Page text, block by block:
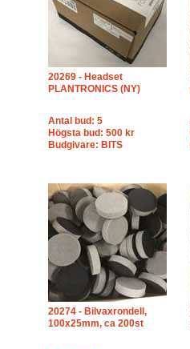
20269 - Headset
PLANTRONICS (NY)
Antal bud: 5
Högsta bud: 500 kr
Budgivare: BITS
20274 - Bilvaxrondell,
100x25mm, ca 200st